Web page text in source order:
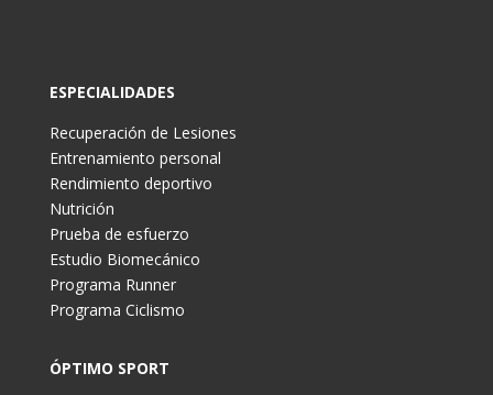
ESPECIALIDADES
Recuperación de Lesiones
Entrenamiento personal
Rendimiento deportivo
Nutrición
Prueba de esfuerzo
Estudio Biomecánico
Programa Runner
Programa Ciclismo
ÓPTIMO SPORT